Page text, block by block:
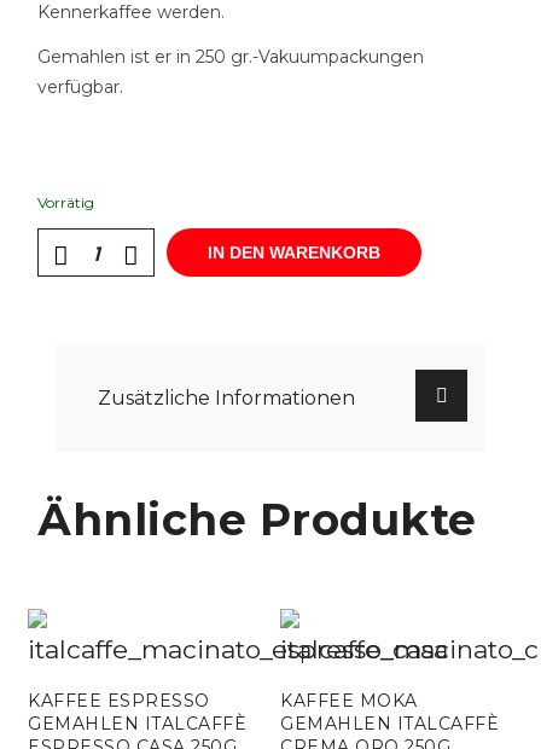
Kennerkaffee werden.
Gemahlen ist er in 250 gr.-Vakuumpackungen
verfügbar.
Vorrätig
IN DEN WARENKORB
Zusätzliche Informationen
Ähnliche Produkte
KAFFEE ESPRESSO
GEMAHLEN ITALCAFFÈ
KAFFEE MOKA
GEMAHLEN ITALCAFFÈ